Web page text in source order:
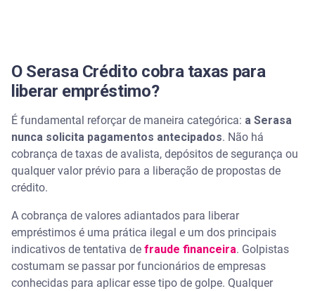
O Serasa Crédito cobra taxas para
liberar empréstimo?
É fundamental reforçar de maneira categórica: a Serasa
nunca solicita pagamentos antecipados. Não há
cobrança de taxas de avalista, depósitos de segurança ou
qualquer valor prévio para a liberação de propostas de
crédito.
A cobrança de valores adiantados para liberar
empréstimos é uma prática ilegal e um dos principais
indicativos de tentativa de fraude financeira. Golpistas
costumam se passar por funcionários de empresas
conhecidas para aplicar esse tipo de golpe. Qualquer